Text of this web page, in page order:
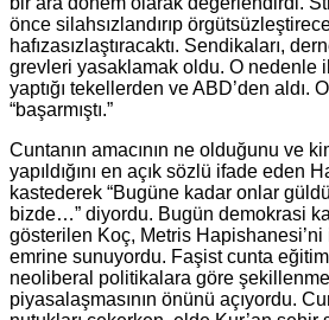
önce silahsızlandırıp
hafızasızlaştıracaktı. Sendikaları,
grevleri yasaklamak oldu. O nedenle
yaptığı tekellerden ve ABD’den aldı.
“başarmıştı.”
Cuntanın amacının ne olduğunu ve
yapıldığını en açık sözlü ifade eden
kastederek “Bugüne kadar onlar
bizde…” diyordu. Bugün demokrasi
gösterilen Koç, Metris Hapishanesi’ni
emrine sunuyordu. Faşist cunta
neoliberal politikalara göre
piyasalaşmasının önünü açıyordu.